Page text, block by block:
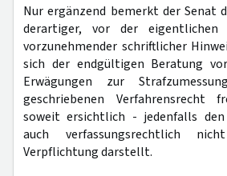
Nur ergänzend bemerkt der Senat
derartiger, vor der eigentlichen
vorzunehmender schriftlicher
sich der endgültigen Beratung
Erwägungen zur
geschriebenen Verfahrensrecht
soweit ersichtlich - jedenfalls
auch verfassungsrechtlich
Verpflichtung darstellt.